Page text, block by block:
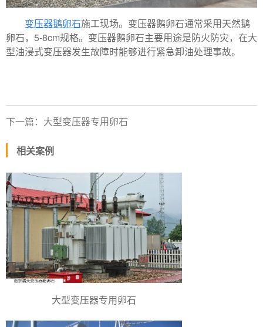
变压器鹅卵石施工现场。变压器鹅卵石通常采用天然鹅
卵石，5-8cm规格。变压器鹅卵石主要用途是防火防灾，在大
型油浸式变压器发生故障时能够进行紧急卸油处理事故。
下一篇：大型变压器专用卵石
相关案例
大型变压器专用卵石